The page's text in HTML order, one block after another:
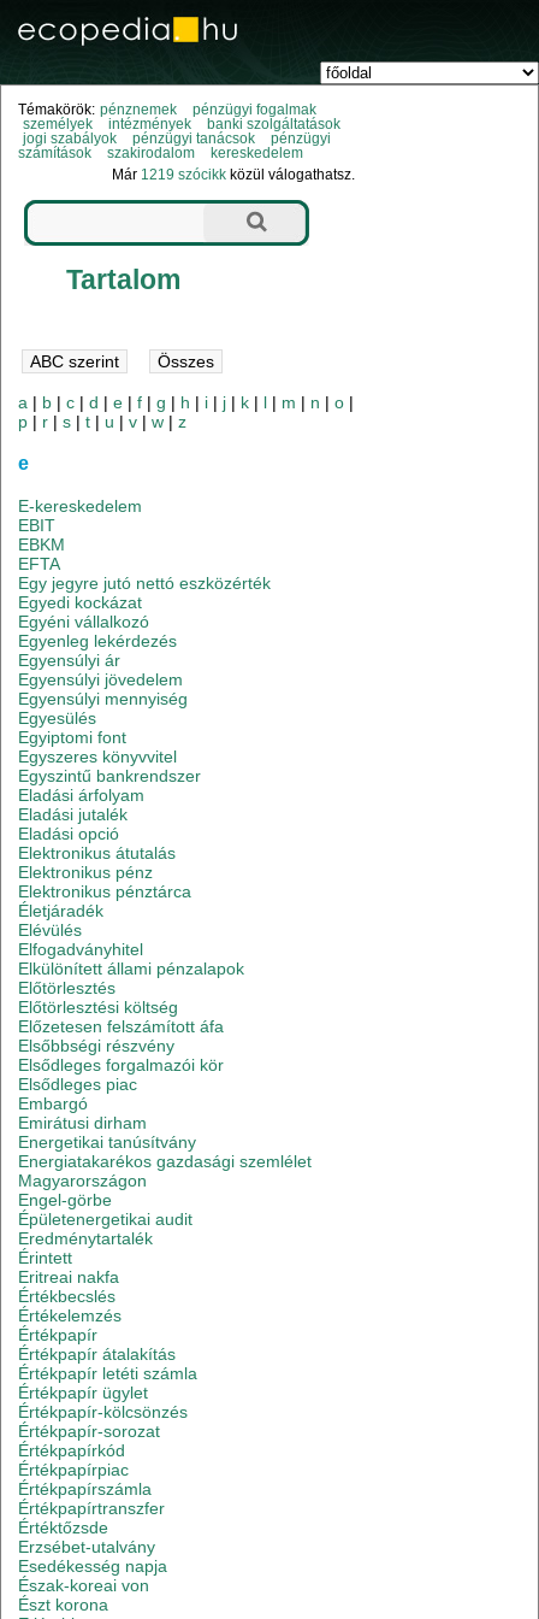
Témakörök: pénznemek
pénzügyi fogalmak
személyek
intézmények
banki szolgáltatások
jogi szabályok
pénzügyi tanácsok
pénzügyi
számítások
szakirodalom
kereskedelem
Már 1219 szócikk közül válogathatsz.
Tartalom
a | b |c |d |e |f |g | h | i | j | k | l | m | n |o |
p | r |s |t | u |v |w |z
e
E-kereskedelem
EBIT
EBKM
EFTA
Egy jegyre jutó nettó eszközérték
Egyedi kockázat
Egyéni vállalkozó
Egyenleg lekérdezés
Egyensúlyi ár
Egyensúlyi jövedelem
Egyensúlyi mennyiség
Egyesülés
Egyiptomi font
Egyszeres könyvvitel
Egyszintű bankrendszer
Eladási árfolyam
Eladási jutalék
Eladási opció
Elektronikus átutalás
Elektronikus pénz
Elektronikus pénztárca
Életjáradék
Elévülés
Elfogadványhitel
Elkülönített állami pénzalapok
Előtörlesztés
Előtörlesztési költség
Előzetesen felszámított áfa
Elsőbbségi részvény
Elsődleges forgalmazói kör
Elsődleges piac
Embargó
Emirátusi dirham
Energetikai tanúsítvány
Energiatakarékos gazdasági szemlélet
Magyarországon
Engel-görbe
Épületenergetikai audit
Eredménytartalék
Érintett
Eritreai nakfa
Értékbecslés
Értékelemzés
Értékpapír
Értékpapír átalakítás
Értékpapír letéti számla
Értékpapír ügylet
Értékpapír-kölcsönzés
Értékpapír-sorozat
Értékpapírkód
Értékpapírpiac
Értékpapírszámla
Értékpapírtranszfer
Értéktőzsde
Erzsébet-utalvány
Esedékesség napja
Észak-koreai von
Észt korona